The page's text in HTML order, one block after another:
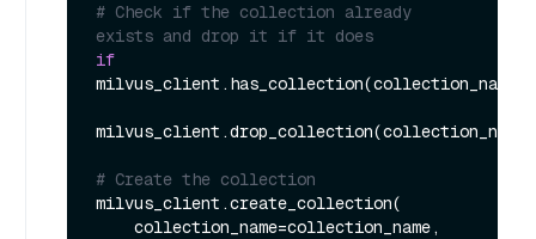
# Check if the collection already
exists and drop it if it does
if
# Create the collection
milvus_client.create_collection(